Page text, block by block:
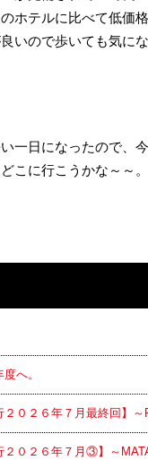
ホテルに比べて低価
いので歩いても気に
一日になったので、
こに行こうかな～～
へ。
２０２６年７月最終回】
２０２６年７月③】～